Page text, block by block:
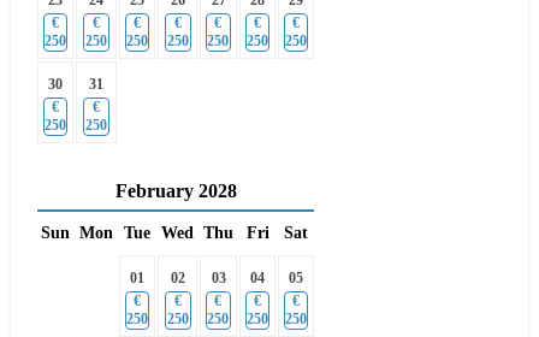
€
250
€
250
€
250
€
250
€
250
€
250
€
250
30
€
250
31
€
250
February 2028
Sun Mon Tue Wed Thu Fri Sat
01
€
250
02
€
250
03
€
250
04
€
250
05
€
250